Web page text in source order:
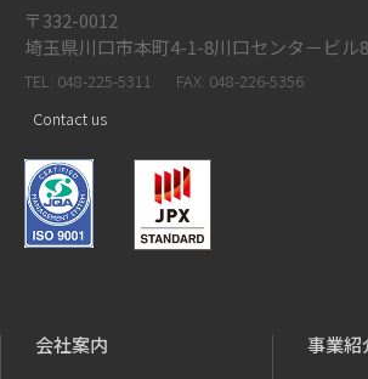
〒332-0012
埼玉県川口市本町4-1-8川口センタ－ビル
TEL: 048-225-5311
FAX: 048-226-5356
Contact us
会社案内 事業紹